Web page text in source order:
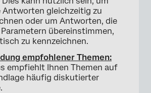
einer Antwort
Antworten gleichzeitig zu
oder um Antworten, die
übereinstimmen,
zu kennzeichnen.
empfohlener Themen:
empfiehlt Ihnen Themen auf
häufig diskutierter